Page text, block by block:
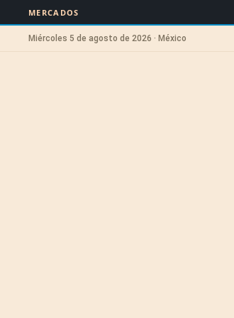
MERCADOS
Miércoles 5 de agosto de 2026 · México